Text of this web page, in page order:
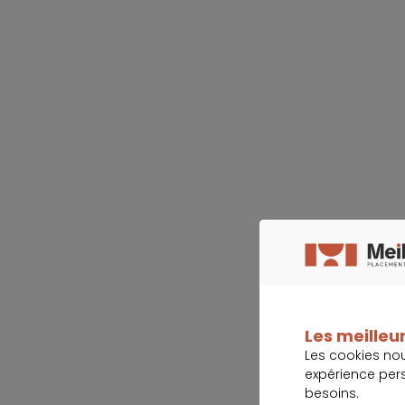
Les
Les cookies
expérience
besoins.